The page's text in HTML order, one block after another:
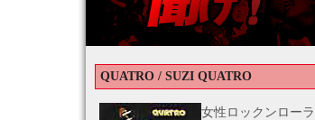
QUATRO / SUZI QUATRO
女性ロックンロー